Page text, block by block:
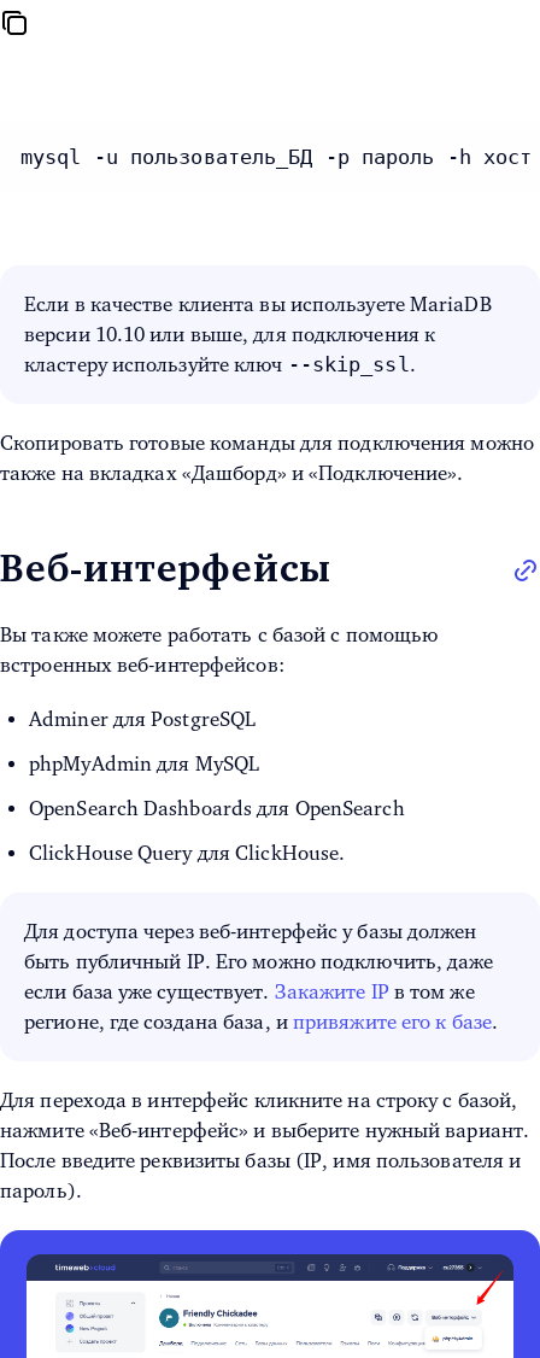
mysql -u пользователь_БД -p пароль -h
Если в качестве клиента вы используете MariaDB
версии 10.10 или выше, для подключения к
кластеру используйте ключ --skip_ssl.
Скопировать готовые команды для подключения можно
также на вкладках «Дашборд» и «Подключение».
Веб-интерфейсы
Вы также можете работать с базой с помощью
встроенных веб-интерфейсов:
Adminer для PostgreSQL
phpMyAdmin для MySQL
OpenSearch Dashboards для OpenSearch
ClickHouse Query для ClickHouse.
Для доступа через веб-интерфейс у базы должен
быть публичный IP. Его можно подключить, даже
если база уже существует. Закажите IP в том же
регионе, где создана база, и привяжите его к базе.
Для перехода в интерфейс кликните на строку с базой,
нажмите «Веб-интерфейс» и выберите нужный вариант.
После введите реквизиты базы (IP, имя пользователя и
пароль).